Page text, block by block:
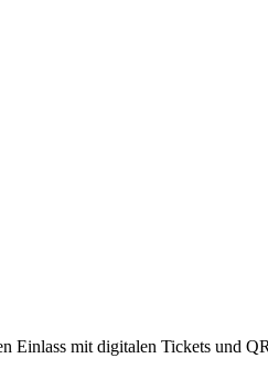
Einlass mit digitalen Tickets und